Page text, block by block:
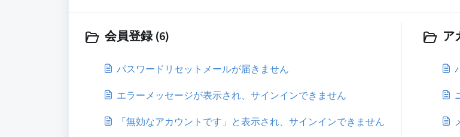
会員登録 (6)
パスワードリセットメールが届きません
エラーメッセージが表示され、サインインできません
「無効なアカウントです」と表示され、サインインできません
ア